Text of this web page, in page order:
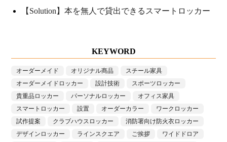
【Solution】本を無人で貸出できるスマートロッカー
KEYWORD
オーダーメイド オリジナル商品
スチール家具
オーダーメイドロッカー
設計技術
スポーツロッカー
貴重品ロッカー
パーソナルロッカー
オフィス家具
スマートロッカー
設置 オーダーカラー
ワークロッカー
試作提案
クラブハウスロッカー
消防署向け防火衣ロッカー
デザインロッカー
ラインスクエア ご挨拶
ワイドドロア